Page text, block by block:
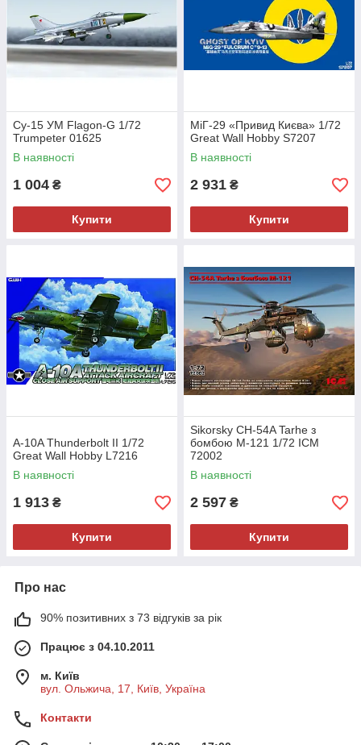
Су-15 УМ Flagon-G 1/72
Trumpeter 01625
В наявності
1 004 ₴
Купити
МіГ-29 «Привид Києва» 1/72
Great Wall Hobby S7207
В наявності
2 931 ₴
Купити
A-10A Thunderbolt II 1/72
Great Wall Hobby L7216
В наявності
1 913 ₴
Купити
Sikorsky CH-54A Tarhe з
бомбою M-121 1/72 ICM
72002
В наявності
2 597 ₴
Купити
Про нас
90% позитивних з 73 відгуків за рік
Працює з 04.10.2011
м. Київ
вул. Ольжича, 17, Київ, Україна
Контакти